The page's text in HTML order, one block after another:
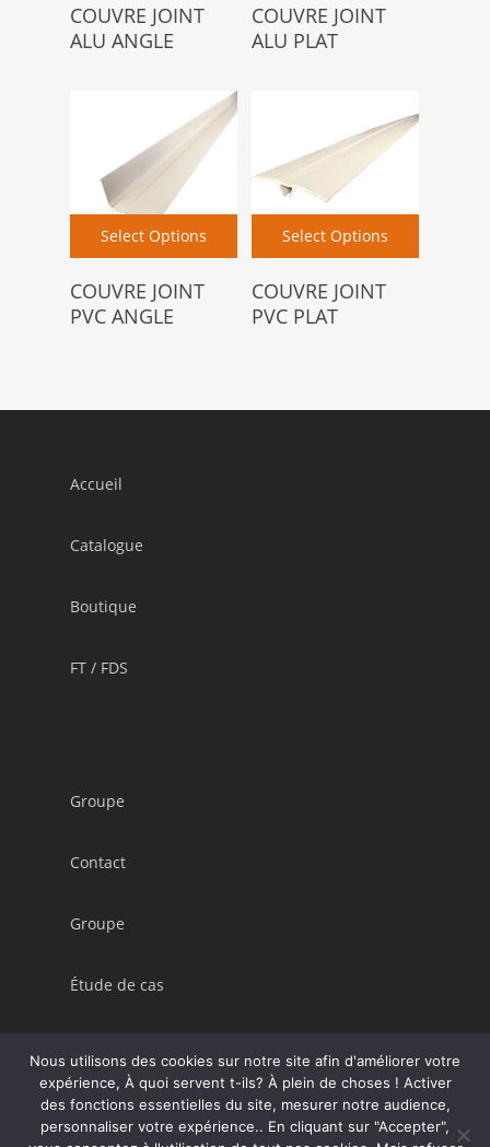
COUVRE JOINT
ALU ANGLE
COUVRE JOINT
ALU PLAT
Select Options
COUVRE JOINT
PVC ANGLE
Select Options
COUVRE JOINT
PVC PLAT
Accueil
Catalogue
Boutique
FT / FDS
Groupe
Contact
Groupe
Étude de cas
Conditions Générales de Vente (CGV)
Nous utilisons des cookies sur notre site afin d'améliorer votre
expérience, À quoi servent t-ils? À plein de choses ! Activer
des fonctions essentielles du site, mesurer notre audience,
personnaliser votre expérience.. En cliquant sur "Accepter",